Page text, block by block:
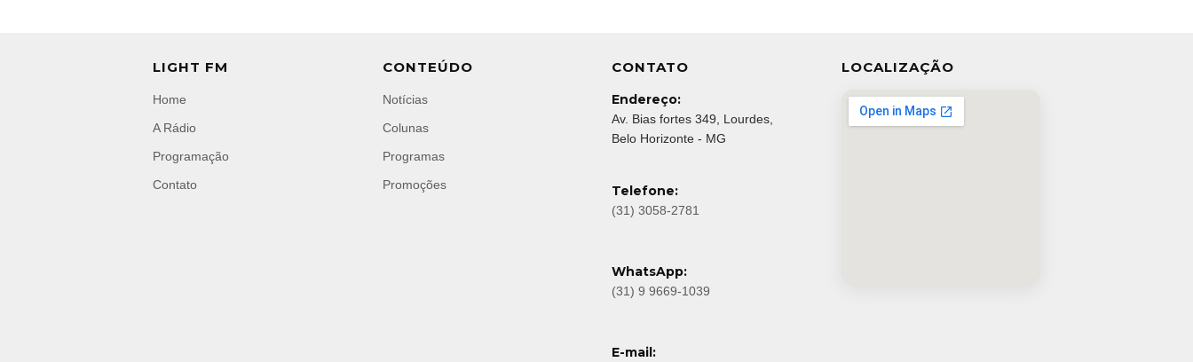
LIGHT FM
Home
A Rádio
Programação
Contato
CONTEÚDO
Notícias
Colunas
Programas
Promoções
CONTATO
Endereço:
Av. Bias fortes 349, Lourdes,
Belo Horizonte - MG
Telefone:
(31) 3058-2781
WhatsApp:
(31) 9 9669-1039
E-mail:
LOCALIZAÇÃO